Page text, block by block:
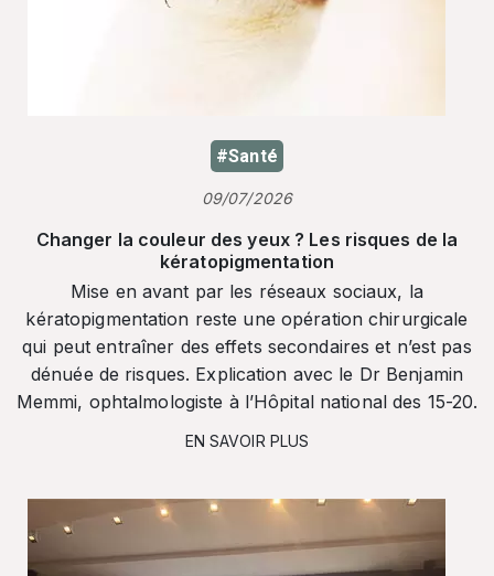
#Santé
09/07/2026
Changer la couleur des yeux ? Les risques de la
kératopigmentation
Mise en avant par les réseaux sociaux, la
kératopigmentation reste une opération chirurgicale
qui peut entraîner des effets secondaires et n’est pas
dénuée de risques. Explication avec le Dr Benjamin
Memmi, ophtalmologiste à l’Hôpital national des 15-20.
EN SAVOIR PLUS